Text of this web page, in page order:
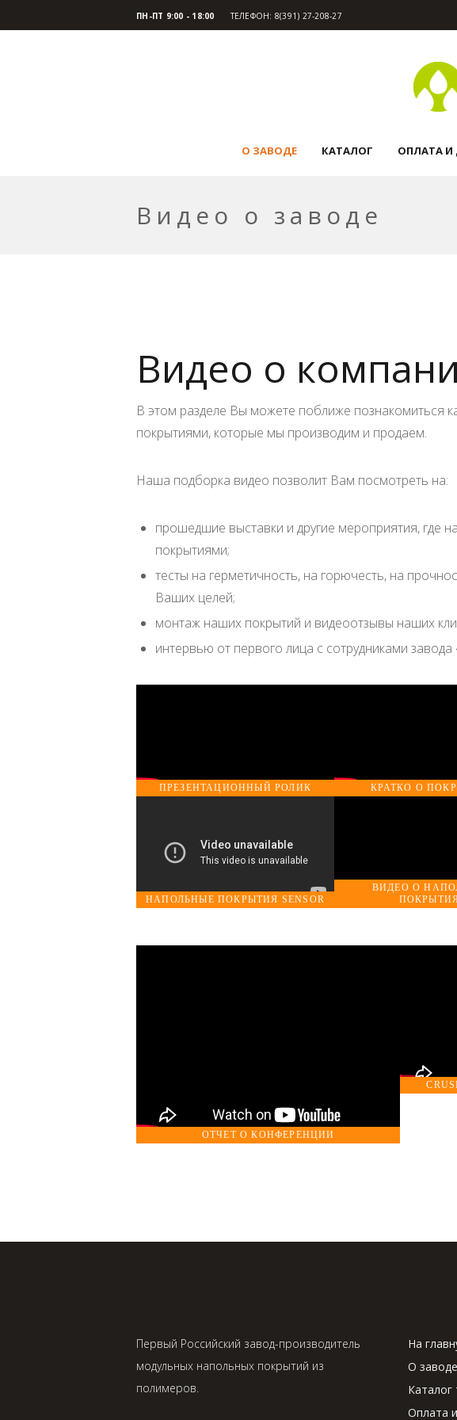
ПН-ПТ 9:00 - 18:00 ТЕЛЕФОН: 8(391) 27-208-27
О ЗАВОДЕ КАТАЛОГ ОПЛАТА И
Видео о заводе
Видео о
В этом разделе Вы можете поближе познакомиться
покрытиями, которые мы производим и продаем.
Наша подборка видео позволит Вам посмотреть на:
прошедшие выставки и другие мероприятия, где
покрытиями;
тесты на герметичность, на горючесть, на
Ваших целей;
монтаж наших покрытий и видеоотзывы наших
интервью от первого лица с сотрудниками
ПРЕЗЕНТАЦИОННЫЙ РОЛИК КРАТКО О
НАПОЛЬНЫЕ ПОКРЫТИЯ SENSOR
ВИДЕО О
ОТЧЕТ О КОНФЕРЕНЦИИ
Первый Российский завод-производитель
модульных напольных покрытий из
полимеров.
На
О заводе
Каталог
Оплата